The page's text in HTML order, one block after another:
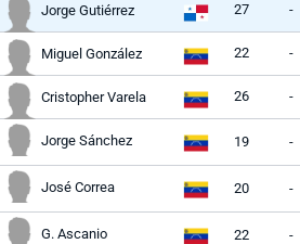
Jorge Gutiérrez 27 -
Miguel González 22 -
Cristopher Varela 26 -
Jorge Sánchez 19 -
José Correa 20 -
G. Ascanio 22 -